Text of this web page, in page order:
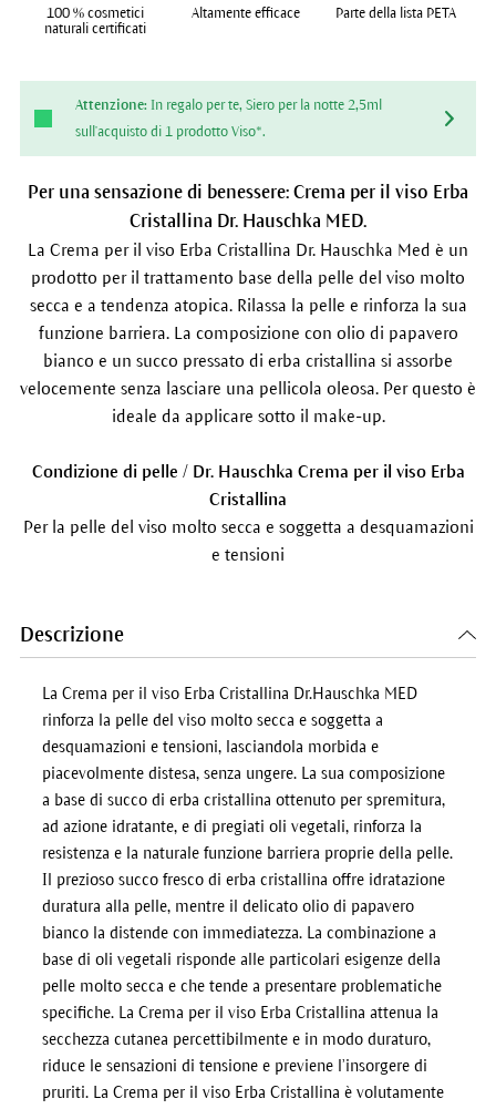
Per una sensazione di benessere: Crema per il viso Erba
Cristallina Dr. Hauschka MED.
La Crema per il viso Erba Cristallina Dr. Hauschka Med è un
prodotto per il trattamento base della pelle del viso molto
secca e a tendenza atopica. Rilassa la pelle e rinforza la sua
funzione barriera. La composizione con olio di papavero
bianco e un succo pressato di erba cristallina si assorbe
velocemente senza lasciare una pellicola oleosa. Per questo è
ideale da applicare sotto il make-up.
Condizione di pelle / Dr. Hauschka Crema per il viso Erba
Cristallina
Per la pelle del viso molto secca e soggetta a desquamazioni
e tensioni
100 % cosmetici
naturali certificati
Altamente efficace Parte della lista PETA
Attenzione: In regalo per te, Siero per la notte 2,5ml
sull'acquisto di 1 prodotto Viso*.
Descrizione
La Crema per il viso Erba Cristallina Dr.Hauschka MED
rinforza la pelle del viso molto secca e soggetta a
desquamazioni e tensioni, lasciandola morbida e
piacevolmente distesa, senza ungere. La sua composizione
a base di succo di erba cristallina ottenuto per spremitura,
ad azione idratante, e di pregiati oli vegetali, rinforza la
resistenza e la naturale funzione barriera proprie della pelle.
Il prezioso succo fresco di erba cristallina offre idratazione
duratura alla pelle, mentre il delicato olio di papavero
bianco la distende con immediatezza. La combinazione a
base di oli vegetali risponde alle particolari esigenze della
pelle molto secca e che tende a presentare problematiche
specifiche. La Crema per il viso Erba Cristallina attenua la
secchezza cutanea percettibilmente e in modo duraturo,
riduce le sensazioni di tensione e previene l’insorgere di
pruriti. La Crema per il viso Erba Cristallina è volutamente